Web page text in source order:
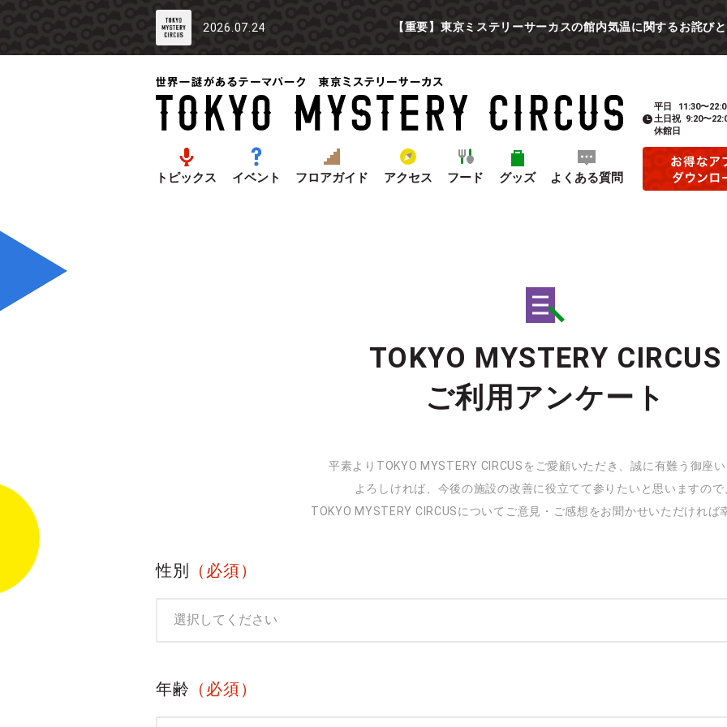
2026.07.24 【重要】東京ミステリーサーカスの館内気温に関するお詫び
トピックス イベント フロアガイド アクセス フード グッズ よくある質問
平日
11:30〜
土日祝 9:20〜
休館日
TOKYO MYSTERY CIRCUS
ご利用アンケート
平素よりTOKYO MYSTERY CIRCUSをご愛顧いただき、誠に有難う御座い
よろしければ、今後の施設の改善に役立てて参りたいと思いますので
TOKYO MYSTERY CIRCUSについてご意見・ご感想をお聞かせいただければ
性別 （必須）
年齢 （必須）